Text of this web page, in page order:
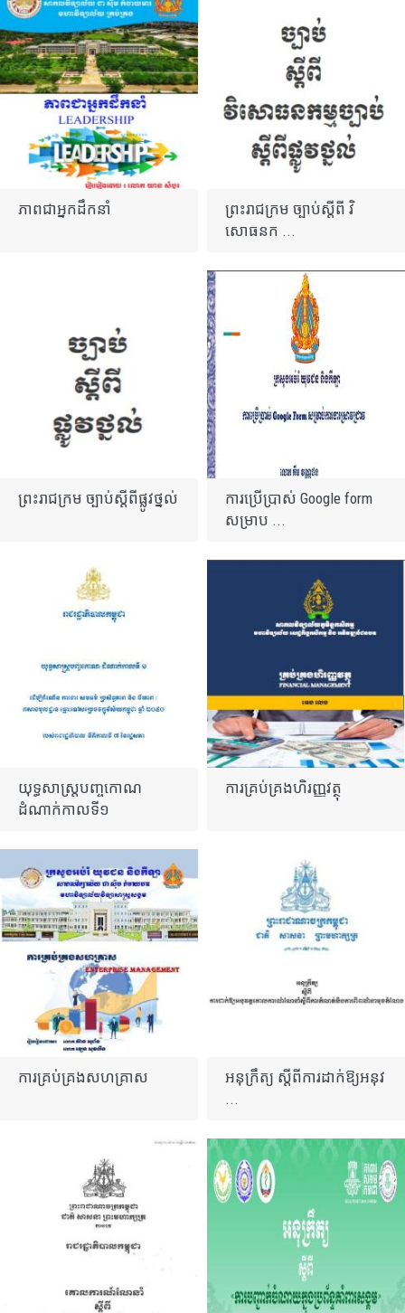
ភាពជាអ្នកដឹកនាំ
ព្រះរាជក្រម ច្បាប់ស្តីពី វិ
សោធនក ...
ព្រះរាជក្រម ច្បាប់ស្តីពីផ្លូវថ្នល់
ការប្រើប្រាស់ Google form
សម្រាប ...
យុទ្ធសាស្ត្របញ្ចកោណ
ដំណាក់កាលទី១
ការគ្រប់គ្រងហិរញ្ញវត្ថុ​
ការគ្រប់គ្រងសហគ្រាស
អនុក្រឹត្យ ស្តីពីការដាក់​ឱ្យអនុវ
...